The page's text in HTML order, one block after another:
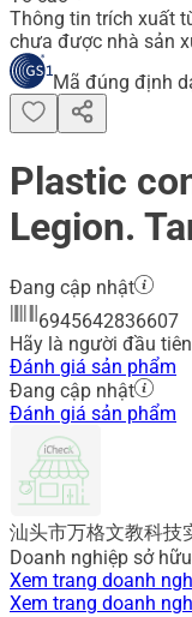
Thông tin trích xuất
chưa được nhà sản
Mã đúng định
Plastic
Legion.
Đang cập nhật
6945642836607
Hãy là người đầu
Đánh giá sản phẩm
Đang cập nhật
Đánh giá sản phẩm
汕头市万格文教科技
Doanh nghiệp sở hữu
Xem trang doanh
Xem trang doanh